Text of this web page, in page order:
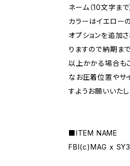
ネーム（10文字まで
カラーはイエロー
オプションを追加
りますので納期ま
以上かかる場合も
なお圧着位置やサ
すようお願いいたし
■ITEM NAME
FBI(c)MAG x